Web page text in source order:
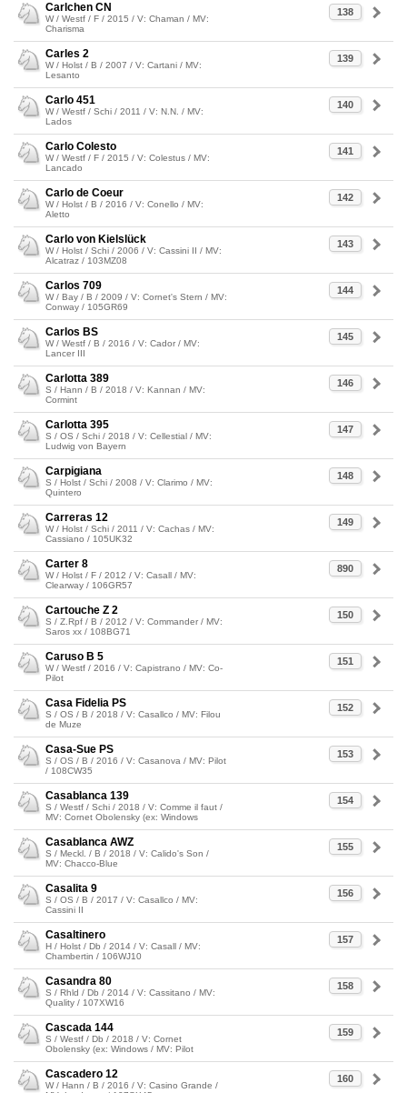
138
Carlchen CN
W / Westf / F / 2015 / V: Chaman / MV:
Charisma
139
Carles 2
W / Holst / B / 2007 / V: Cartani / MV:
Lesanto
140
Carlo 451
W / Westf / Schi / 2011 / V: N.N. / MV:
Lados
141
Carlo Colesto
W / Westf / F / 2015 / V: Colestus / MV:
Lancado
142
Carlo de Coeur
W / Holst / B / 2016 / V: Conello / MV:
Aletto
143
Carlo von Kielslück
W / Holst / Schi / 2006 / V: Cassini II / MV:
Alcatraz / 103MZ08
144
Carlos 709
W / Bay / B / 2009 / V: Cornet's Stern / MV:
Conway / 105GR69
145
Carlos BS
W / Westf / B / 2016 / V: Cador / MV:
Lancer III
146
Carlotta 389
S / Hann / B / 2018 / V: Kannan / MV:
Cormint
147
Carlotta 395
S / OS / Schi / 2018 / V: Cellestial / MV:
Ludwig von Bayern
148
Carpigiana
S / Holst / Schi / 2008 / V: Clarimo / MV:
Quintero
149
Carreras 12
W / Holst / Schi / 2011 / V: Cachas / MV:
Cassiano / 105UK32
890
Carter 8
W / Holst / F / 2012 / V: Casall / MV:
Clearway / 106GR57
150
Cartouche Z 2
S / Z.Rpf / B / 2012 / V: Commander / MV:
Saros xx / 108BG71
151
Caruso B 5
W / Westf / 2016 / V: Capistrano / MV: Co-
Pilot
152
Casa Fidelia PS
S / OS / B / 2018 / V: Casallco / MV: Filou
de Muze
153
Casa-Sue PS
S / OS / B / 2016 / V: Casanova / MV: Pilot
/ 108CW35
154
Casablanca 139
S / Westf / Schi / 2018 / V: Comme il faut /
MV: Cornet Obolensky (ex: Windows
155
Casablanca AWZ
S / Meckl. / B / 2018 / V: Calido's Son /
MV: Chacco-Blue
156
Casalita 9
S / OS / B / 2017 / V: Casallco / MV:
Cassini II
157
Casaltinero
H / Holst / Db / 2014 / V: Casall / MV:
Chambertin / 106WJ10
158
Casandra 80
S / Rhld / Db / 2014 / V: Cassitano / MV:
Quality / 107XW16
159
Cascada 144
S / Westf / Db / 2018 / V: Cornet
Obolensky (ex: Windows / MV: Pilot
160
Cascadero 12
W / Hann / B / 2016 / V: Casino Grande /